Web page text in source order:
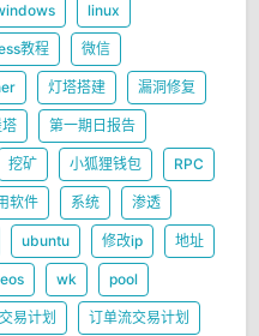
linux
教程 微信
灯塔搭建 漏洞修复
第一期日报告
挖矿 小狐狸钱包 RPC
软件 系统 渗透
ubuntu 修改ip 地址
wk pool
交易计划 订单流交易计划